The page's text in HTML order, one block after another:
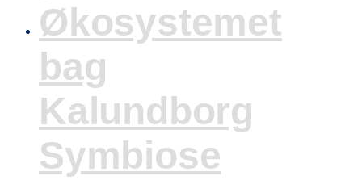
Økosystemet
bag
Kalundborg
Symbiose